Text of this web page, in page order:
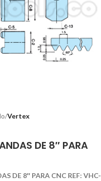
Vertex
DE 8″ PARA
DE 8″ PARA CNC REF: VHC-